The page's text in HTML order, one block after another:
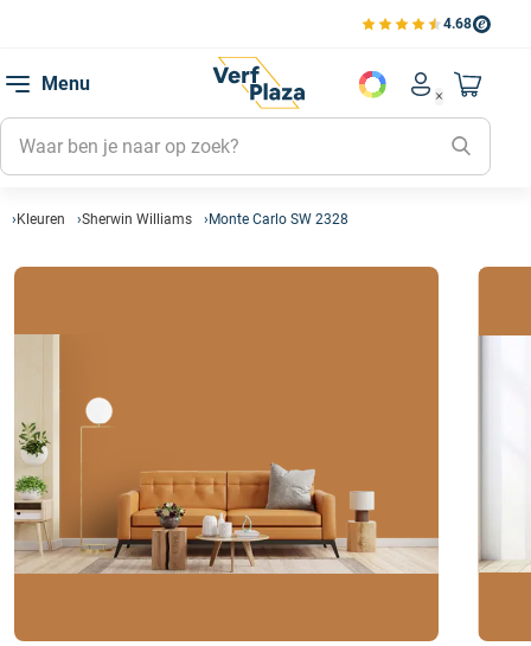
4.68
Bekijk de verfplaza
Menu
Account
Mijn
Mijn
Mijn
Naar
Kleuren Sherwin Williams Monte Carlo SW 2328